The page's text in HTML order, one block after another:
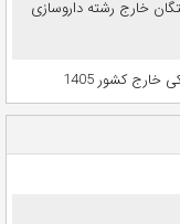
خارج رشته داروسازی
کشور 1405